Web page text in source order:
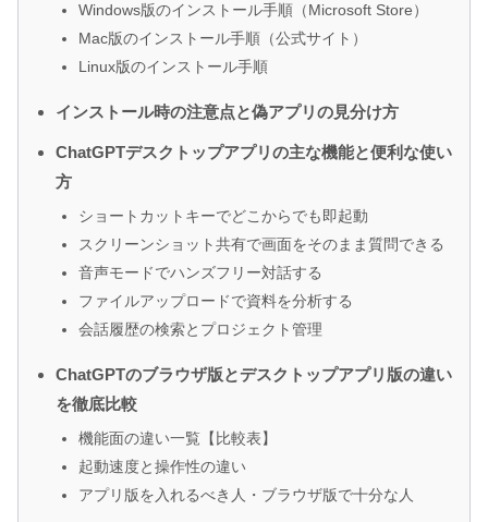
Windows版のインストール手順（Microsoft Store）
Mac版のインストール手順（公式サイト）
Linux版のインストール手順
インストール時の注意点と偽アプリの見分け方
ChatGPTデスクトップアプリの主な機能と便利な使い
方
ショートカットキーでどこからでも即起動
スクリーンショット共有で画面をそのまま質問できる
音声モードでハンズフリー対話する
ファイルアップロードで資料を分析する
会話履歴の検索とプロジェクト管理
ChatGPTのブラウザ版とデスクトップアプリ版の違い
を徹底比較
機能面の違い一覧【比較表】
起動速度と操作性の違い
アプリ版を入れるべき人・ブラウザ版で十分な人